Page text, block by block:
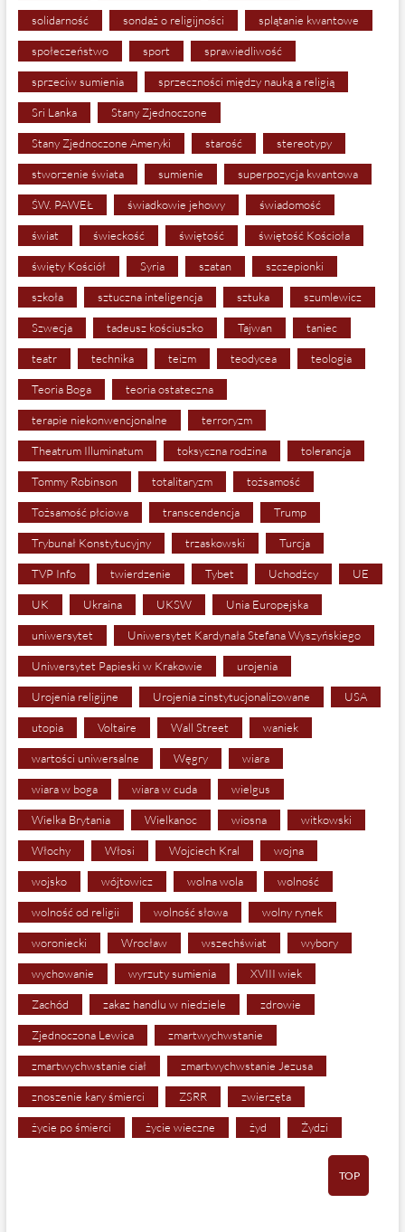
solidarność sondaż o religijności splątanie kwantowe
społeczeństwo sport sprawiedliwość
sprzeciw sumienia sprzeczności między nauką a religią
Sri Lanka Stany Zjednoczone
Stany Zjednoczone Ameryki starość stereotypy
stworzenie świata sumienie superpozycja kwantowa
ŚW. PAWEŁ świadkowie jehowy świadomość
świat świeckość świętość świętość Kościoła
święty Kościół Syria szatan szczepionki
szkoła sztuczna inteligencja sztuka szumlewicz
Szwecja tadeusz kościuszko Tajwan taniec
teatr technika teizm teodycea teologia
Teoria Boga teoria ostateczna
terapie niekonwencjonalne terroryzm
Theatrum Illuminatum toksyczna rodzina tolerancja
Tommy Robinson totalitaryzm tożsamość
Tożsamość płciowa transcendencja Trump
Trybunał Konstytucyjny trzaskowski Turcja
TVP Info twierdzenie Tybet Uchodźcy UE
UK Ukraina UKSW Unia Europejska
uniwersytet Uniwersytet Kardynała Stefana Wyszyńskiego
Uniwersytet Papieski w Krakowie urojenia
Urojenia religijne Urojenia zinstytucjonalizowane USA
utopia Voltaire Wall Street waniek
wartości uniwersalne Węgry wiara
wiara w boga wiara w cuda wielgus
Wielka Brytania Wielkanoc wiosna witkowski
Włochy Włosi Wojciech Kral wojna
wojsko wójtowicz wolna wola wolność
wolność od religii wolność słowa wolny rynek
woroniecki Wrocław wszechświat wybory
wychowanie wyrzuty sumienia XVIII wiek
Zachód zakaz handlu w niedziele zdrowie
Zjednoczona Lewica zmartwychwstanie
zmartwychwstanie ciał zmartwychwstanie Jezusa
znoszenie kary śmierci ZSRR zwierzęta
życie po śmierci życie wieczne żyd Żydzi
TOP